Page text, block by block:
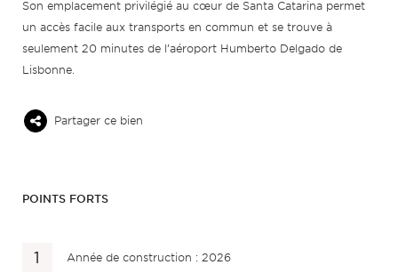
Son emplacement privilégié au cœur de Santa Catarina permet
un accès facile aux transports en commun et se trouve à
seulement 20 minutes de l’aéroport Humberto Delgado de
Lisbonne.
Partager ce bien
POINTS FORTS
Année de construction : 2026